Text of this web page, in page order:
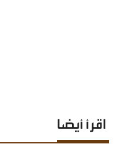
اقرأ أيضا